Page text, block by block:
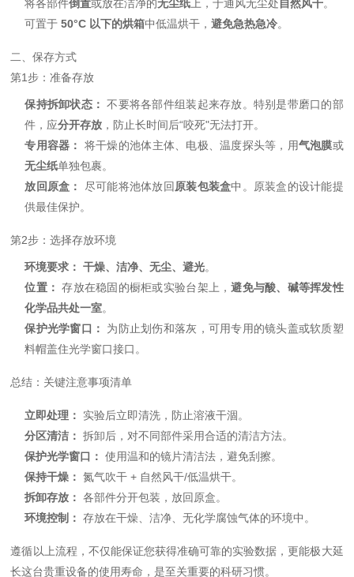
将各部件倒置或放在洁净的无尘纸 上，于通风无尘处自然风干。
可置于50°C 以下的烘箱中低温烘干，避免急热急冷。
二、保存方式
第1步：准备存放
保持拆卸状态： 不要将各部件组装起来存放。特别是带磨口的部
件，应分开存放 ，防止长时间后“咬死"无法打开。
专用容器：
将干燥的池体主体、电极、温度探头等，用气泡膜或
无尘纸单独包裹。
放回原盒：
尽可能将池体放回 原装包装盒中。原装盒的设计能提
供最佳保护。
第2步：选择存放环境
环境要求： 干燥、洁净、无尘、避光。
位置： 存放在稳固的橱柜或实验台架上，避免与酸、碱等挥发性
化学品共处一室。
保护光学窗口：
为防止划伤和落灰，可用专用的镜头盖或软质塑
料帽盖住光学窗口接口。
总结：关键注意事项清单
立即处理：
实验后立即清洗，防止溶液干涸。
分区清洁： 拆卸后，对不同部件采用合适的清洁方法。
保护光学窗口： 使用温和的镜片清洁法，避免刮擦。
保持干燥： 氮气吹干 + 自然风干/低温烘干。
拆卸存放： 各部件分开包装，放回原盒。
环境控制： 存放在干燥、洁净、无化学腐蚀气体的环境中。
遵循以上流程，不仅能保证您获得准确可靠的实验数据，更能极大延
长这台贵重设备的使用寿命，是至关重要的科研习惯。